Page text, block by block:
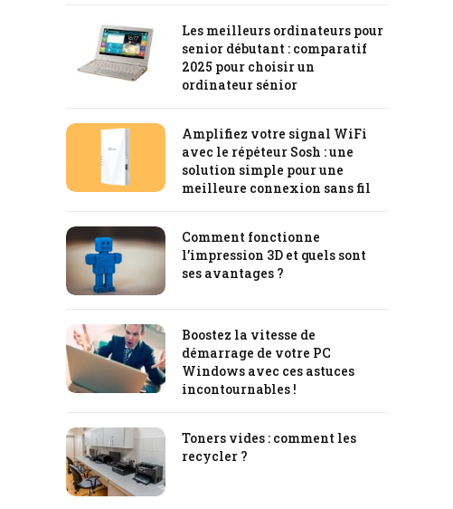
Les meilleurs ordinateurs pour
senior débutant : comparatif
2025 pour choisir un
ordinateur sénior
Amplifiez votre signal WiFi
avec le répéteur Sosh : une
solution simple pour une
meilleure connexion sans fil
Comment fonctionne
l’impression 3D et quels sont
ses avantages ?
Boostez la vitesse de
démarrage de votre PC
Windows avec ces astuces
incontournables !
Toners vides : comment les
recycler ?